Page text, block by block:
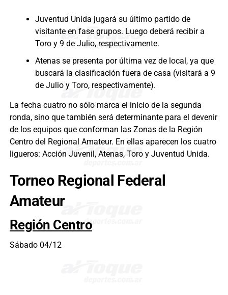
Juventud Unida jugará su último partido de
visitante en fase grupos. Luego deberá recibir a
Toro y 9 de Julio, respectivamente.
Atenas se presenta por última vez de local, ya que
buscará la clasificación fuera de casa (visitará a 9
de Julio y Toro, respectivamente).
La fecha cuatro no sólo marca el inicio de la segunda
ronda, sino que también será determinante para el devenir
de los equipos que conforman las Zonas de la Región
Centro del Regional Amateur. En ellas aparecen los cuatro
ligueros: Acción Juvenil, Atenas, Toro y Juventud Unida.
Torneo Regional Federal
Amateur
Región Centro
Sábado 04/12